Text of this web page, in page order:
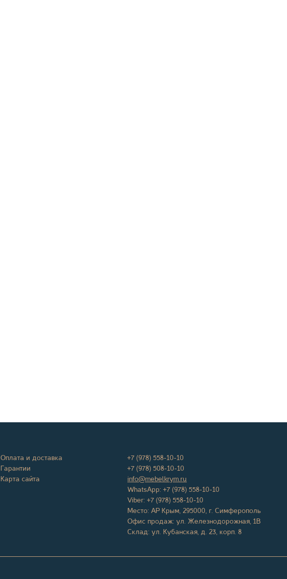
Оплата и доставка
Гарантии
Карта сайта
+7 (978) 558-10-10
+7 (978) 508-10-10
info@mebelkrym.ru
WhatsApp: +7 (978) 558-10-10
Viber: +7 (978) 558-10-10
Место: АР Крым 295000 , г. Симферополь
Офис продаж: ул. Железнодорожная, 1В
Склад: ул. Кубанская, д. 23, корп. 8